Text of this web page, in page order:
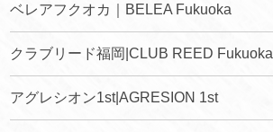
ベレアフクオカ｜BELEA Fukuoka
クラブリード福岡|CLUB REED Fukuoka
アグレシオン1st|AGRESION 1st